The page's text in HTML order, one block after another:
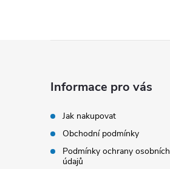
Informace pro vás
Jak nakupovat
Obchodní podmínky
Podmínky ochrany osobních
údajů